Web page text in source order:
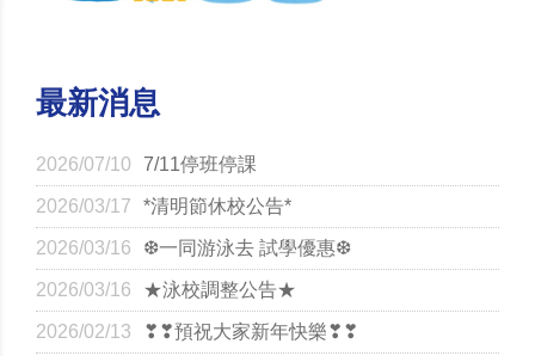
最新消息
2026/07/10 7/11停班停課
2026/03/17 *清明節休校公告*
2026/03/16 ❆一同游泳去 試學優惠❆
2026/03/16 ★泳校調整公告★
2026/02/13 ❣❣預祝大家新年快樂❣❣